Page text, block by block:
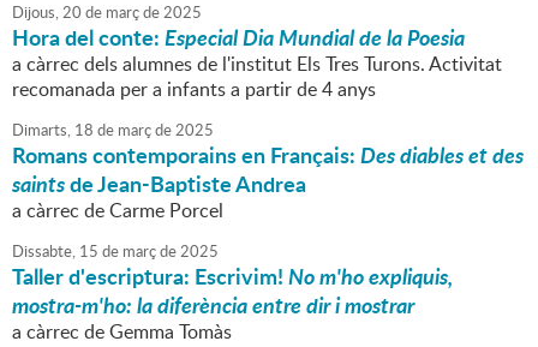
Dijous,20 de marçde2025
Hora del conte:Especial Dia Mundial de la Poesia
a càrrec dels alumnes de l'institut Els Tres Turons. Activitat
recomanada per a infants a partir de 4 anys
Dimarts, 18 de marçde2025
Romans contemporains en Français:Des diables et des
saintsde Jean-Baptiste Andrea
a càrrec de Carme Porcel
Dissabte, 15 de marçde2025
Taller d'escriptura: Escrivim!No m'ho expliquis,
mostra-m'ho: la diferència entre dir i mostrar
a càrrec de Gemma Tomàs